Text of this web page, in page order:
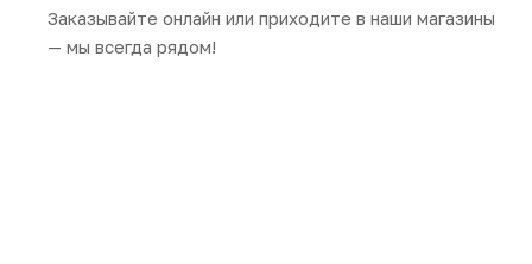
Заказывайте онлайн или приходите в наши магазины
— мы всегда рядом!